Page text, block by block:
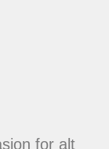
for alt